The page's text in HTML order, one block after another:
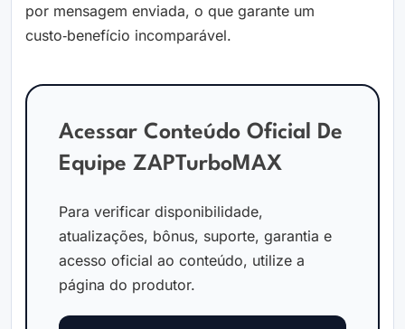
por mensagem enviada, o que garante um
custo‑benefício incomparável.
Acessar Conteúdo Oficial De
Equipe ZAPTurboMAX
Para verificar disponibilidade,
atualizações, bônus, suporte, garantia e
acesso oficial ao conteúdo, utilize a
página do produtor.